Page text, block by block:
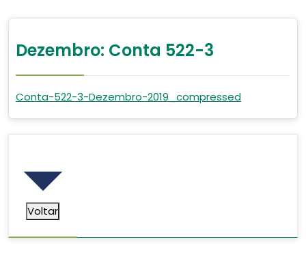
Dezembro: Conta 522-3
Conta-522-3-Dezembro-2019_compressed
Voltar